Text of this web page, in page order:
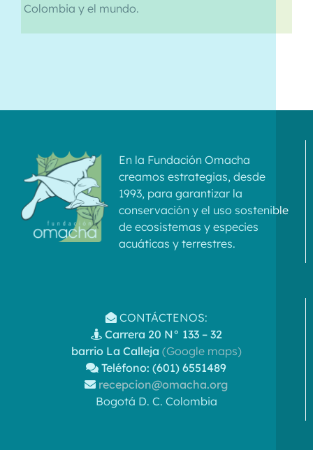
Colombia y el mundo.
En la Fundación Omacha
creamos estrategias, desde
1993, para garantizar la
conservación y el uso sostenible
de ecosistemas y especies
acuáticas y terrestres.
CONTÁCTENOS:
Carrera 20 N° 133 – 32
barrio La Calleja (Google maps)
Teléfono: (601) 6551489
recepcion@omacha.org
Bogotá D. C. Colombia